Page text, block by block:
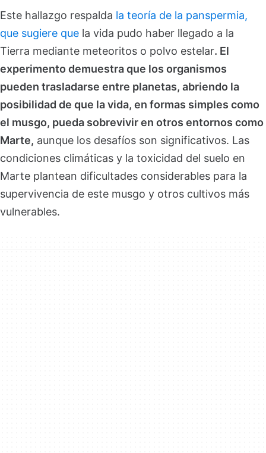
Este hallazgo respalda la teoría de la panspermia,
que sugiere que la vida pudo haber llegado a la
Tierra mediante meteoritos o polvo estelar. El
experimento demuestra que los organismos
pueden trasladarse entre planetas, abriendo la
posibilidad de que la vida, en formas simples como
el musgo, pueda sobrevivir en otros entornos como
Marte, aunque los desafíos son significativos. Las
condiciones climáticas y la toxicidad del suelo en
Marte plantean dificultades considerables para la
supervivencia de este musgo y otros cultivos más
vulnerables.